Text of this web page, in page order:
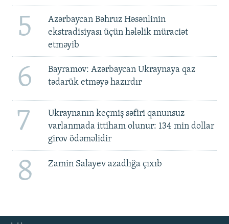
5
Azərbaycan Bəhruz Həsənlinin
ekstradisiyası üçün hələlik müraciət
etməyib
6
Bayramov: Azərbaycan Ukraynaya qaz
tədarük etməyə hazırdır
7
Ukraynanın keçmiş səfiri qanunsuz
varlanmada ittiham olunur: 134 min dollar
girov ödəməlidir
8 Zamin Salayev azadlığa çıxıb